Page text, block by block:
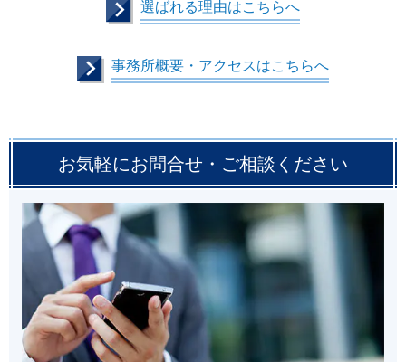
選ばれる理由はこちらへ
事務所概要・アクセスはこちらへ
お気軽にお問合せ・ご相談ください